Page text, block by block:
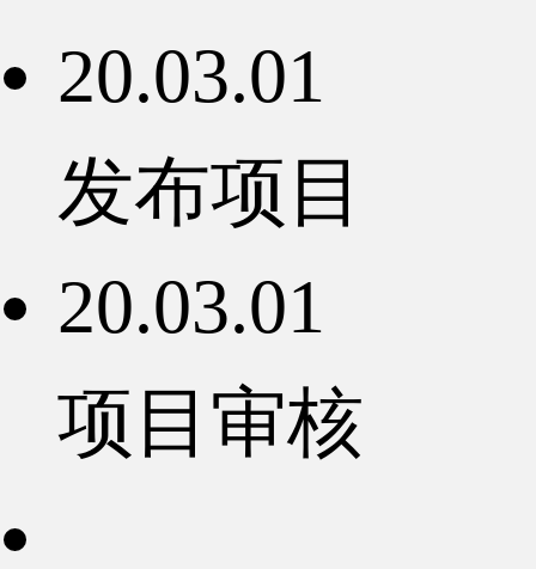
20.03.01
发布项目
20.03.01
项目审核